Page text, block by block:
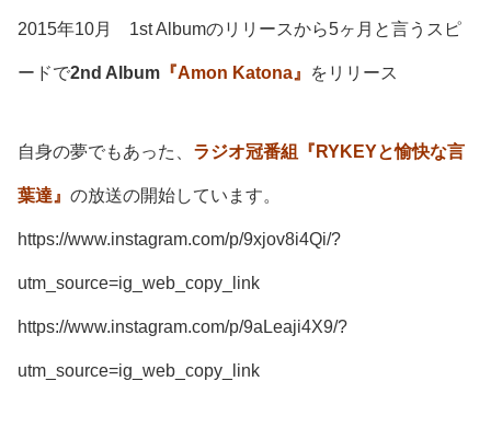
2015年10月 1st Albumのリリースから5ヶ月と言うスピ
ードで2nd Album 『Amon Katona』 をリリース
自身の夢でもあった、 ラジオ冠番組『RYKEYと愉快な言
葉達』 の放送の開始しています。
https://www.instagram.com/p/9xjov8i4Qi/?
utm_source=ig_web_copy_link
https://www.instagram.com/p/9aLeaji4X9/?
utm_source=ig_web_copy_link